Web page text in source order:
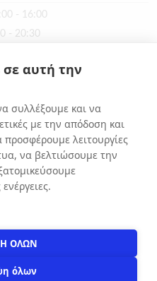
- 16:00
- 20:30
- 20:30
- 16:00
σε αυτή την
συλλέξουμε και να
με την απόδοση και
λειτουργίες
να βελτιώσουμε την
ΟΛΩΝ
όλων